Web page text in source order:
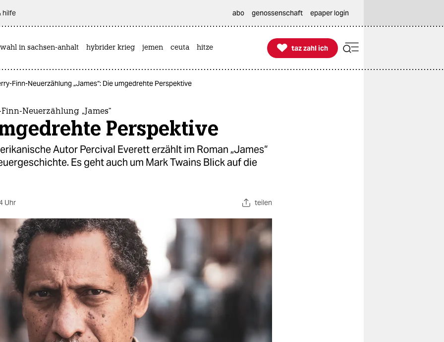
hilfe abo genossenschaft epaper login
in sachsen-anhalt hybrider krieg jemen ceuta hitze 
taz zahl ich
taz zahl ich
Finn-Neuerzählung „James“: Die umgedrehte Perspektive
Neuerzählung „James“
Perspektive
Autor Percival Everett erzählt im Roman „James“
Es geht auch um Mark Twains Blick auf die
Uhr teilen